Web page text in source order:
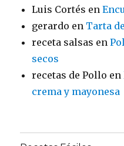
Luis Cortés en
gerardo en Tarta
receta salsas en
secos
recetas de Pollo en
crema y mayonesa